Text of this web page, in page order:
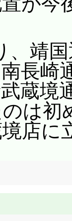
、靖
長崎
蔵境
は初
店に